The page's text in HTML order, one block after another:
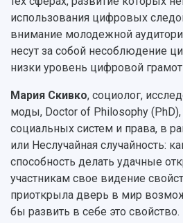
использования цифровых
внимание молодежной
несут за собой несоблюдение
низки уровень цифровой
Мария Скивко, социолог,
моды, Doctor of Philosophy
социальных систем и права, в
или Неслучайная случайность:
способность делать удачные
участникам свое видение
приоткрыла дверь в мир
бы развить в себе это свойство.